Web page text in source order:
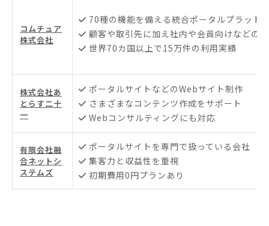
コムチュア
株式会社
70種の機能を備える統合ポータルプラット
顧客や取引先に加え社内や会員向けなどの
世界70カ国以上で15万件の利用実績
株式会社あ
とらす二十
一
ポータルサイトなどのWebサイト制作
さまざまなコンテンツ作成をサポート
Webコンサルティングにも対応
有限会社融
合ネットシ
ステムズ
ポータルサイトを専門で扱っている会社
集客力と収益性を重視
初期費用0円プランあり